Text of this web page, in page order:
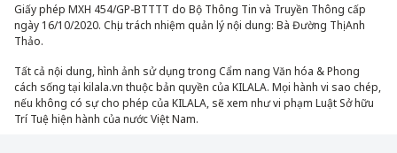
Giấy phép MXH 454/GP-BTTTT do Bộ Thông Tin và Truyền Thông cấp
ngày 16/10/2020. Chịu trách nhiệm quản lý nội dung: Bà Đường Thị Anh
Thảo.
Tất cả nội dung, hình ảnh sử dụng trong Cẩm nang Văn hóa & Phong
cách sống tại kilala.vn thuộc bản quyền của KILALA. Mọi hành vi sao chép,
nếu không có sự cho phép của KILALA, sẽ xem như vi phạm Luật Sở hữu
Trí Tuệ hiện hành của nước Việt Nam.